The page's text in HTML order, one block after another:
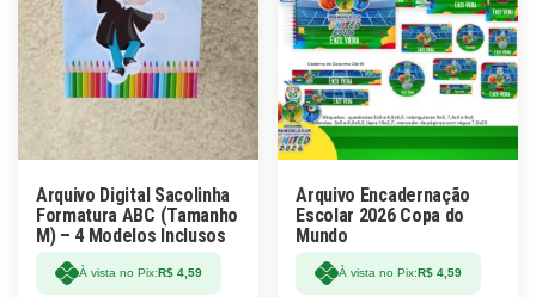
Arquivo Digital Sacolinha
Formatura ABC (Tamanho
M) – 4 Modelos Inclusos
À vista no Pix:R$ 4,59
Arquivo Encadernação
Escolar 2026 Copa do
Mundo
À vista no Pix:R$ 4,59